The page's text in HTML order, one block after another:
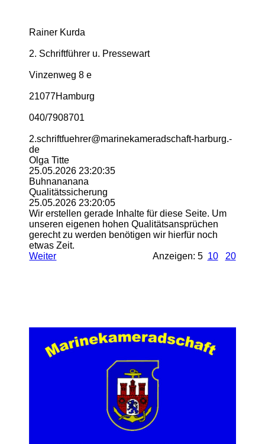
Rainer Kurda
2. Schriftführer u. Pressewart
Vinzenweg 8 e
21077Hamburg
040/7908701
2.­schriftfuehrer@­marinekameradschaft-­harburg.­
de
Olga Titte
25.05.2026 23:20:35
Buhnananana
Qualitätssicherung
25.05.2026 23:20:05
Wir erstellen gerade Inhalte für diese Seite. Um
unseren eigenen hohen Qualitätsansprüchen
gerecht zu werden benötigen wir hierfür noch
etwas Zeit.
Weiter
Anzeigen: 5 10 20